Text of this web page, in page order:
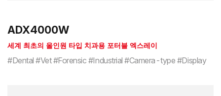
ADX4000W
세계 최초의 올인원 타입 치과용 포터블 엑스레이
#Dental #Vet #Forensic #Industrial #Camera-type #Display